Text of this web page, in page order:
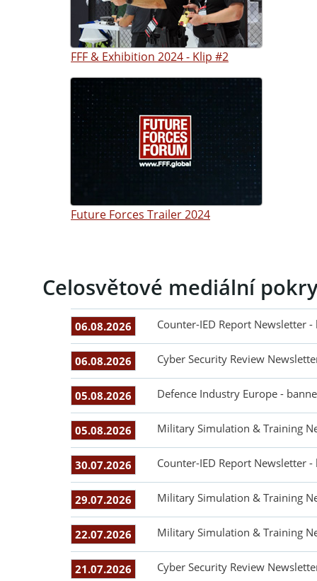
FFF & Exhibition 2024 - Klip #2
Future Forces Trailer 2024
Celosvětové mediální
06.08.2026 Counter-IED Report Newsletter
06.08.2026 Cyber Security Review
05.08.2026 Defence Industry Europe -
05.08.2026 Military Simulation & Training
30.07.2026 Counter-IED Report Newsletter
29.07.2026 Military Simulation & Training
22.07.2026 Military Simulation & Training
21.07.2026 Cyber Security Review